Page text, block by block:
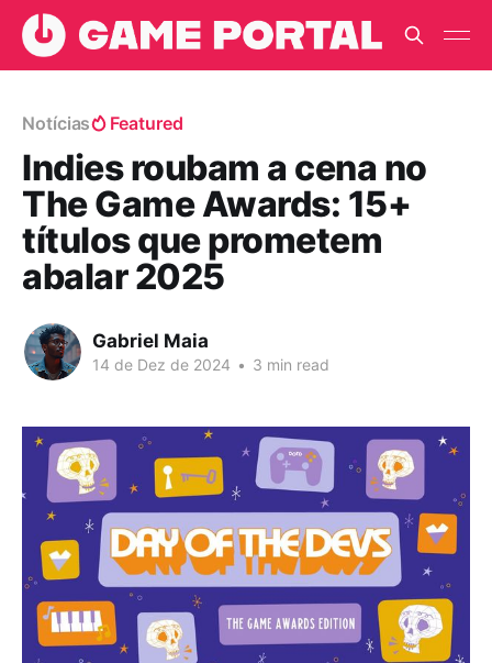
Notícias Featured
Indies roubam a cena no
The Game Awards: 15+
títulos que prometem
abalar 2025
Gabriel Maia
14 de Dez de 2024 • 3 min read